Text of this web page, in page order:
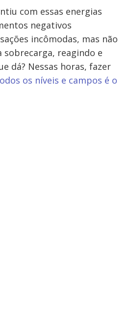
com essas energias
negativos
incômodas, mas não
sobrecarga, reagindo e
dá? Nessas horas, fazer
os níveis e campos é o